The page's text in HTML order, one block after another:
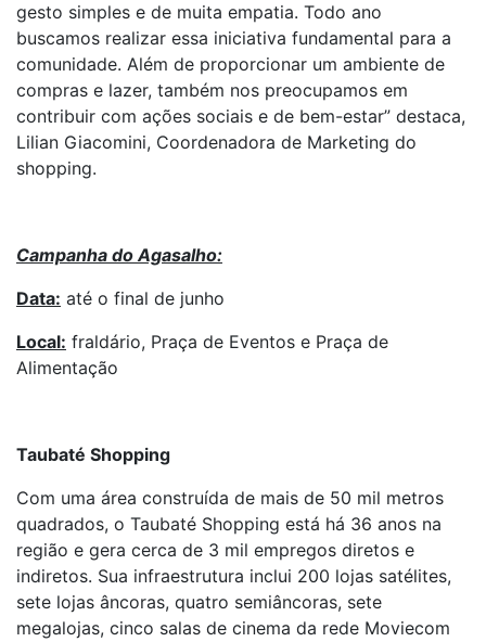
gesto simples e de muita empatia. Todo ano
buscamos realizar essa iniciativa fundamental para a
comunidade. Além de proporcionar um ambiente de
compras e lazer, também nos preocupamos em
contribuir com ações sociais e de bem-estar” destaca,
Lilian Giacomini, Coordenadora de Marketing do
shopping.
Campanha do Agasalho:
Data: até o final de junho
Local: fraldário, Praça de Eventos e Praça de
Alimentação
Taubaté Shopping
Com uma área construída de mais de 50 mil metros
quadrados, o Taubaté Shopping está há 36 anos na
região e gera cerca de 3 mil empregos diretos e
indiretos. Sua infraestrutura inclui 200 lojas satélites,
sete lojas âncoras, quatro semiâncoras, sete
megalojas, cinco salas de cinema da rede Moviecom